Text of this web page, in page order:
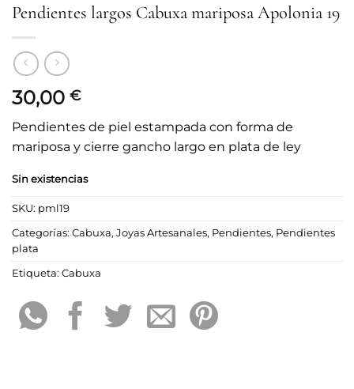
Pendientes largos Cabuxa mariposa Apolonia 19
30,00 €
Pendientes de piel estampada con forma de
mariposa y cierre gancho largo en plata de ley
Sin existencias
SKU: pml19
Categorías: Cabuxa, Joyas Artesanales, Pendientes, Pendientes
plata
Etiqueta: Cabuxa